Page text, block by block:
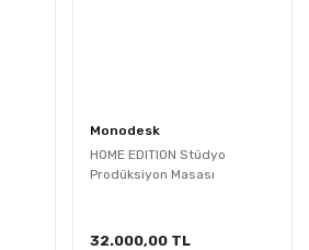
Monodesk
HOME EDITION Stüdyo
Prodüksiyon Masası
32.000,00 TL